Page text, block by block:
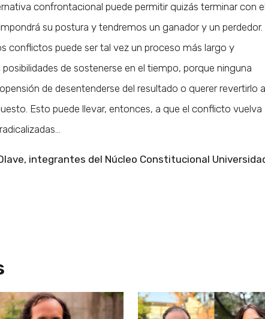
confrontacional puede permitir quizás terminar con
su postura y tendremos un ganador y un perdedor.
conflictos puede ser tal vez un proceso más largo y
de sostenerse en el tiempo, porque ninguna
de desentenderse del resultado o querer revertirlo
Esto puede llevar, entonces, a que el conflicto vuelva
integrantes del Núcleo Constitucional